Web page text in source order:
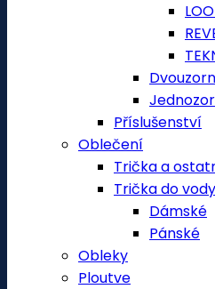
Příslušenství
Oblečení
Trička a
Trička do vody
Dámské
Pánské
Obleky
Ploutve